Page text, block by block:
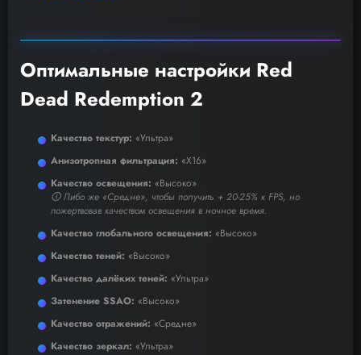
Оптимальные настройки Red
Dead Redemption 2
Качество текстур: «Ультра»
Анизотропная фильтрация: «X16»
Качество освещения: «Высоко»
🛈 Либо же «Средне», чтобы получить + 20-25% к FPS, но
пожертвовав качеством освещения в ночное время.
Качество глобального освещения: «Высоко»
Качество теней: «Высоко»
Качество далёких теней: «Ультра»
Затенение SSAO: «Высоко»
Качество отражений: «Средне»
Качество зеркал: «Ультра»